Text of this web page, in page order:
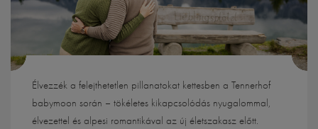
Élvezzék a felejthetetlen pillanatokat kettesben a Tennerhof
babymoon során – tökéletes kikapcsolódás nyugalommal,
élvezettel és alpesi romantikával az új életszakasz előtt.